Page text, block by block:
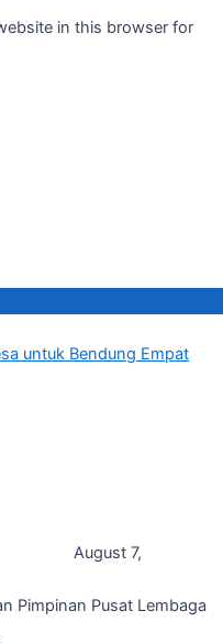
in this browser for
untuk Bendung Empat
August 7,
Pimpinan Pusat Lembaga